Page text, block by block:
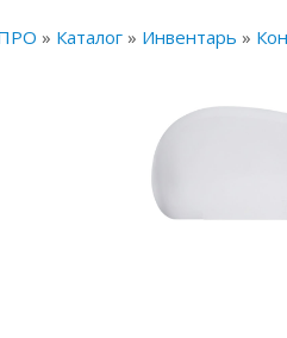
» Каталог » Инвентарь »